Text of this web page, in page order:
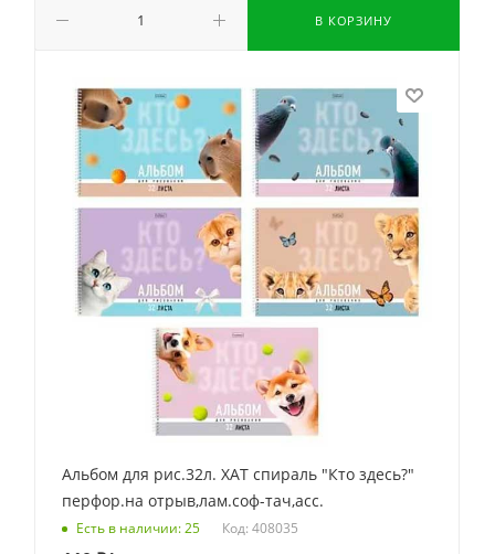
В КОРЗИНУ
Альбом для рис.32л. ХАТ спираль "Кто здесь?"
перфор.на отрыв,лам.соф-тач,асс.
Есть в наличии: 25 Код: 408035